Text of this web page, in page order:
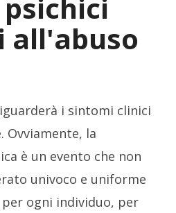
all'abuso
i sintomi clinici
Ovviamente, la
è un evento che non
univoco e uniforme
ogni individuo, per